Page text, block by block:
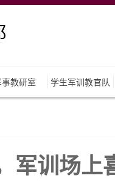
事教研室 学生军训教官队
军训场上